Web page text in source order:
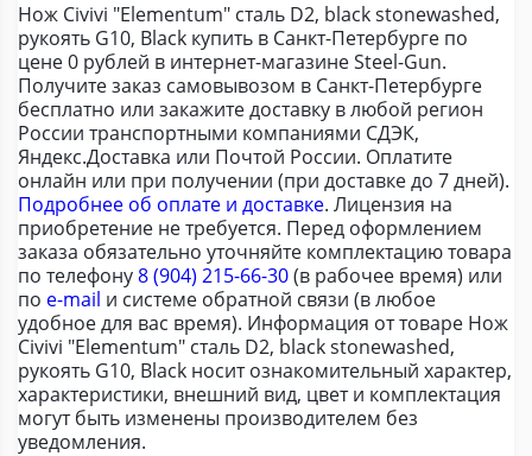
Нож Civivi "Elementum" сталь D2, black stonewashed,
рукоять G10, Black купить в Санкт-Петербурге по
цене 0 рублей в интернет-магазине Steel-Gun.
Получите заказ самовывозом в Санкт-Петербурге
бесплатно или закажите доставку в любой регион
России транспортными компаниями СДЭК,
Яндекс.Доставка или Почтой России. Оплатите
онлайн или при получении (при доставке до 7 дней).
Подробнее об оплате и доставке. Лицензия на
приобретение не требуется. Перед оформлением
заказа обязательно уточняйте комплектацию товара
по телефону8 (904) 215-66-30(в рабочее время) или
по e-mail и системе обратной связи (в любое
удобное для вас время). Информация от товаре Нож
Civivi "Elementum" сталь D2, black stonewashed,
рукоять G10, Black носит ознакомительный характер,
характеристики, внешний вид, цвет и комплектация
могут быть изменены производителем без
уведомления.